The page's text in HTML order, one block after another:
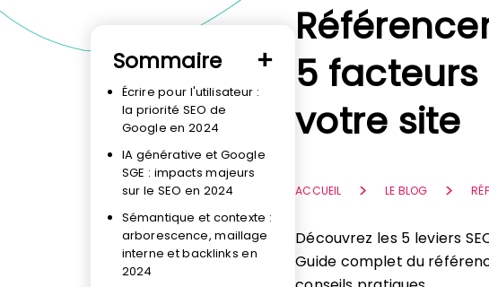
Sommaire
Écrire pour l'utilisateur :
la priorité SEO de
Google en 2024
IA générative et Google
SGE : impacts majeurs
sur le SEO en 2024
Sémantique et contexte :
arborescence, maillage
interne et backlinks en
2024
5 facteurs
votre site
ACCUEIL LE BLOG
Découvrez les 5 leviers
Guide complet du